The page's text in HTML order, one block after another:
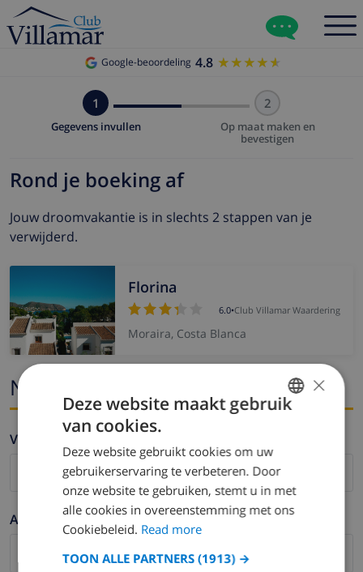
Google-beoordeling 4.8 ★★★★★
★★★★★
1
Gegevens invullen
2
Op maat maken en
bevestigen
Rond je boeking af
Jouw droomvakantie is in slechts 2 stappen van je
verwijderd.
Florina
6.0•Club Villamar Waardering
Moraira, Costa Blanca
Naam en email
Voornaam *
Achternaam *
DUTCH
SPANISH
CATALAN
×
Deze website maakt gebruik
van cookies.
Deze website gebruikt cookies om uw
gebruikerservaring te verbeteren. Door
onze website te gebruiken, stemt u in met
alle cookies in overeenstemming met ons
Cookiebeleid. Read more
TOON ALLE PARTNERS (1913) →